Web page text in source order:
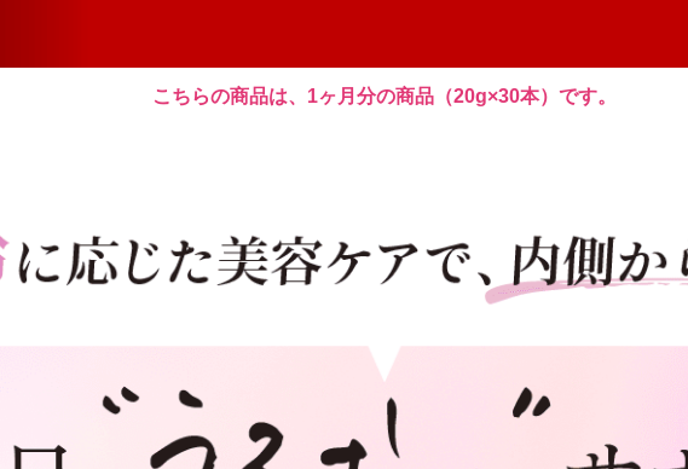
こちらの商品は、1ヶ月分の商品（20g×30本）です。